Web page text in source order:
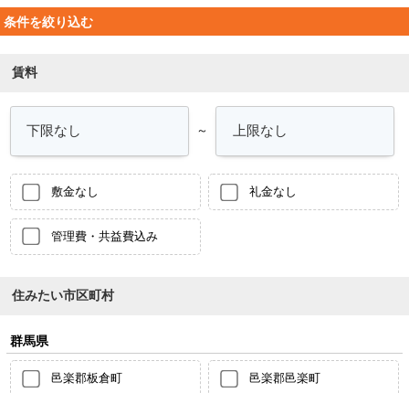
条件を絞り込む
賃料
～
敷金なし 礼金なし
管理費・共益費込み
住みたい市区町村
群馬県
邑楽郡板倉町 邑楽郡邑楽町